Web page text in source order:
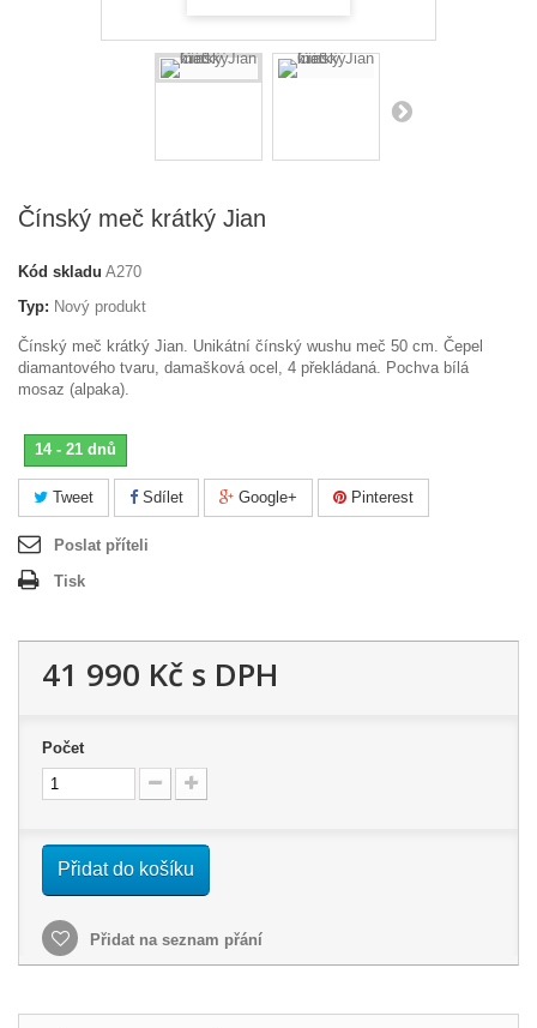
Čínský meč krátký Jian
Kód skladu A270
Typ: Nový produkt
Čínský meč krátký Jian. Unikátní čínský wushu meč 50 cm. Čepel
diamantového tvaru, damašková ocel, 4 překládaná. Pochva bílá
mosaz (alpaka).
14 - 21 dnů
Tweet Sdílet Google+ Pinterest
Poslat příteli
Tisk
41 990 Kč s DPH
Počet
Přidat do košíku
Přidat na seznam přání